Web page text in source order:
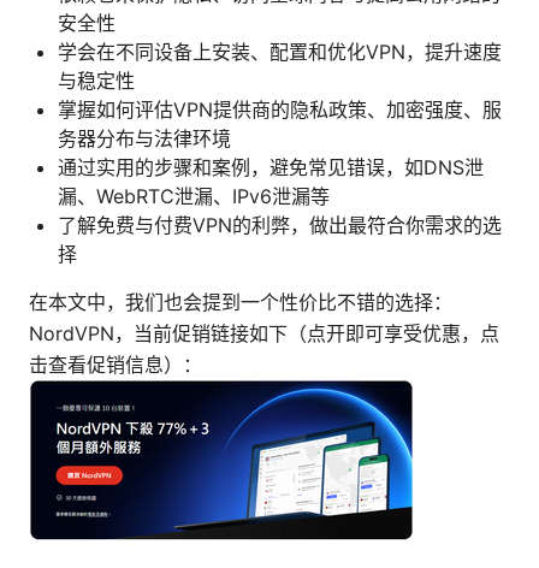
安全性
学会在不同设备上安装、配置和优化VPN，提升速度
与稳定性
掌握如何评估VPN提供商的隐私政策、加密强度、服
务器分布与法律环境
通过实用的步骤和案例，避免常见错误，如DNS泄
漏、WebRTC泄漏、IPv6泄漏等
了解免费与付费VPN的利弊，做出最符合你需求的选
择
在本文中，我们也会提到一个性价比不错的选择：
NordVPN，当前促销链接如下（点开即可享受优惠，点
击查看促销信息）：